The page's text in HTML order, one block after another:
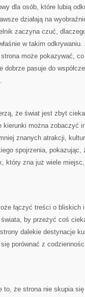
dla osób, które lubią
działają na
zaczyna czuć,
w takim
może pokazywać,
dobrze pasuje do
że świat jest zbyt
kierunki można zobaczyć
znanych atrakcji,
spojrzenia, pokazując,
który zna już wiele
łączyć treści o bliskich
by przeżyć coś
dalekie destynacje
porównać z
że strona nie skupia się